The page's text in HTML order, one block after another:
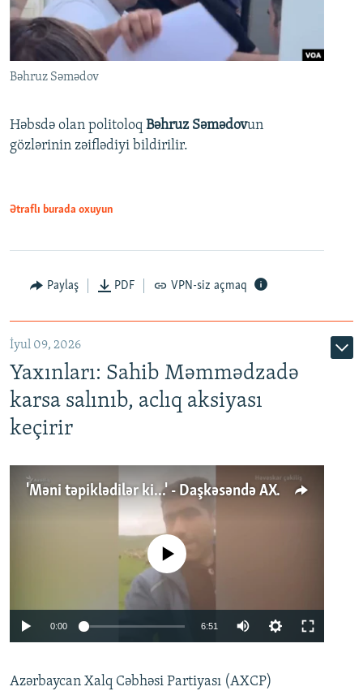
Bəhruz Səmədov
Həbsdə olan politoloq Bəhruz Səmədovun
gözlərinin zəiflədiyi bildirilir.
Ətraflı burada oxuyun
Paylaş PDF VPN-siz açmaq
İyul 09, 2026
Yaxınları: Sahib Məmmədzadə
karsa salınıb, aclıq aksiyası
keçirir
'Məni təpiklədilər ki...' - Daşkəsəndə AXCP fəalının yaxınları onun həbsinə etiraz edirlər
No media source currently available
0:00 6:51
360p
Azərbaycan Xalq Cəbhəsi Partiyası (AXCP)